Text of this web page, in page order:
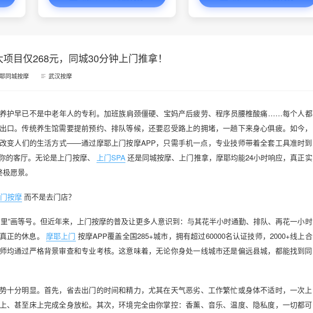
目仅268元，同城30分钟上门推拿！
同城按摩 武汉按摩
护早已不是中老年人的专利。加班族肩颈僵硬、宝妈产后疲劳、程序员腰椎酸痛……每个人都
口。传统养生馆需要提前预约、排队等候，还要忍受路上的拥堵，一趟下来身心俱疲。如今，
变人们的生活方式——通过摩耶上门按摩APP，只需手机一点，专业技师带着全套工具准时到
客厅。无论是上门按摩、
上门SPA还是同城按摩、上门推拿，摩耶均能24小时响应，真正实
愿景。
门按摩而不是去门店？
”画等号。但近年来，上门按摩的普及让更多人意识到：与其花半小时通勤、排队、再花一小时
正的休息。
摩耶上门 按摩APP覆盖全国285+城市，拥有超过60000名认证技师，2000+线上合
均通过严格背景审查和专业考核。这意味着，无论你身处一线城市还是偏远县城，都能找到同
十分明显。首先，省去出门的时间和精力，尤其在天气恶劣、工作繁忙或身体不适时，一次上
、甚至床上完成全身放松。其次，环境完全由你掌控：香薰、音乐、温度、隐私度，一切都可